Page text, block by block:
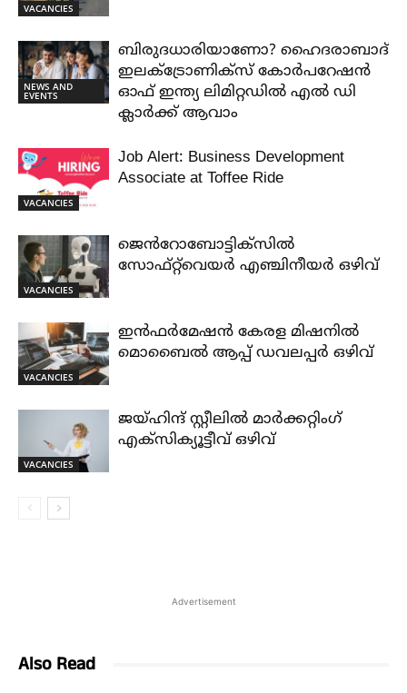
VACANCIES
NEWS AND
EVENTS
ബിരുദധാരിയാണോ? ഹൈദരാബാദ്
ഇലക്ട്രോണിക്സ് കോർപറേഷൻ
ഓഫ് ഇന്ത്യ ലിമിറ്റഡിൽ എൽ ഡി
ക്ലാർക്ക് ആവാം
VACANCIES
Job Alert: Business Development
Associate at Toffee Ride
VACANCIES
ജെൻറോബോട്ടിക്സിൽ
സോഫ്റ്റ്‌വെയർ എഞ്ചിനീയർ ഒഴിവ്
VACANCIES
ഇൻഫർമേഷൻ കേരള മിഷനിൽ
മൊബൈൽ ആപ്പ് ഡവലപ്പർ ഒഴിവ്
VACANCIES
ജയ്‌ഹിന്ദ്‌ സ്റ്റീലിൽ മാർക്കറ്റിംഗ്
എക്സിക്യൂട്ടീവ് ഒഴിവ്
Advertisement
Also Read